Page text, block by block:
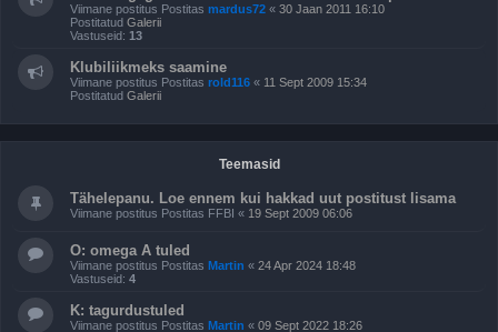
Viimane postitus Postitas mardus72 « 30 Jaan 2011 16:10
Postitatud Galerii
Vastuseid: 13
Klubiliikmeks saamine
Viimane postitus Postitas rold116 « 11 Sept 2009 15:34
Postitatud Galerii
Teemasid
Tähelepanu. Loe ennem kui hakkad uut postitust lisama
Viimane postitus Postitas FFBI « 19 Sept 2009 06:06
O: omega A tuled
Viimane postitus Postitas Martin « 24 Apr 2024 18:48
Vastuseid: 4
K: tagurdustuled
Viimane postitus Postitas Martin « 09 Sept 2022 18:26